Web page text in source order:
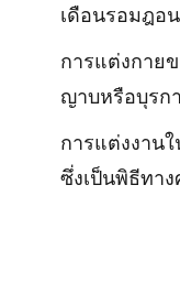
เดือนรอมฎอ
การแต่งกาย
ญาบหรือบุรกา
การแต่งงาน
ซึ่งเป็นพิธีทา